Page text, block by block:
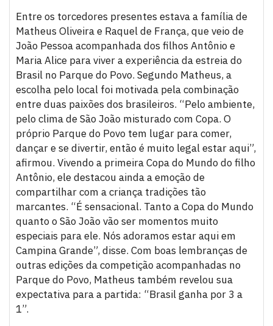
Entre os torcedores presentes estava a família de
Matheus Oliveira e Raquel de França, que veio de
João Pessoa acompanhada dos filhos Antônio e
Maria Alice para viver a experiência da estreia do
Brasil no Parque do Povo. Segundo Matheus, a
escolha pelo local foi motivada pela combinação
entre duas paixões dos brasileiros. “Pelo ambiente,
pelo clima de São João misturado com Copa. O
próprio Parque do Povo tem lugar para comer,
dançar e se divertir, então é muito legal estar aqui”,
afirmou. Vivendo a primeira Copa do Mundo do filho
Antônio, ele destacou ainda a emoção de
compartilhar com a criança tradições tão
marcantes. “É sensacional. Tanto a Copa do Mundo
quanto o São João vão ser momentos muito
especiais para ele. Nós adoramos estar aqui em
Campina Grande”, disse. Com boas lembranças de
outras edições da competição acompanhadas no
Parque do Povo, Matheus também revelou sua
expectativa para a partida: “Brasil ganha por 3 a
1”.